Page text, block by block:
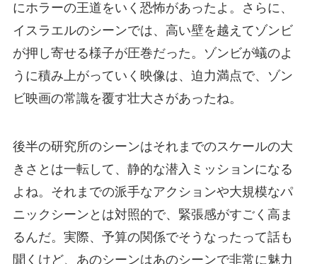
にホラーの王道をいく恐怖があったよ。さらに、
イスラエルのシーンでは、高い壁を越えてゾンビ
が押し寄せる様子が圧巻だった。ゾンビが蟻のよ
うに積み上がっていく映像は、迫力満点で、ゾン
ビ映画の常識を覆す壮大さがあったね。
後半の研究所のシーンはそれまでのスケールの大
きさとは一転して、静的な潜入ミッションになる
よね。それまでの派手なアクションや大規模なパ
ニックシーンとは対照的で、緊張感がすごく高ま
るんだ。実際、予算の関係でそうなったって話も
聞くけど、あのシーンはあのシーンで非常に魅力